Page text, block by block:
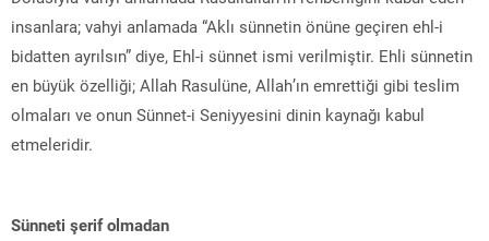
insanlara; vahyi anlamada “Aklı sünnetin önüne geçiren ehl-i
bidatten ayrılsın” diye, Ehl-i sünnet ismi verilmiştir. Ehli sünnetin
en büyük özelliği; Allah Rasulüne, Allah’ın emrettiği gibi teslim
olmaları ve onun Sünnet-i Seniyyesini dinin kaynağı kabul
etmeleridir.
Sünneti şerif olmadan